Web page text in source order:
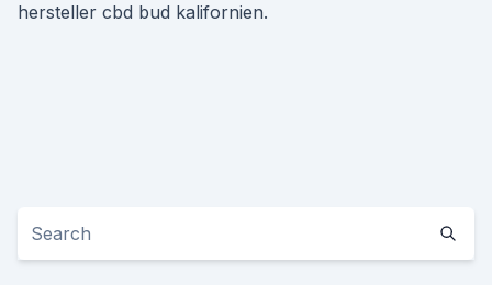
hersteller cbd bud kalifornien.